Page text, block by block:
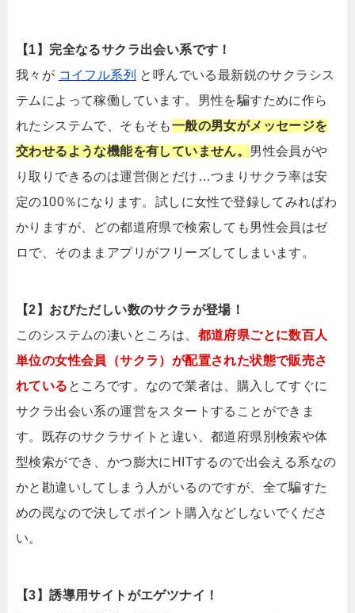
【1】完全なるサクラ出会い系です！
我々が コイフル系列 と呼んでいる最新鋭のサクラシス
テムによって稼働しています。男性を騙すために作ら
れたシステムで、そもそも一般の男女がメッセージを
交わせるような機能を有していません。 男性会員がや
り取りできるのは運営側とだけ…つまりサクラ率は安
定の100％になります。試しに女性で登録してみればわ
かりますが、どの都道府県で検索しても男性会員はゼ
ロで、そのままアプリがフリーズしてしまいます。
【2】おびただしい数のサクラが登場！
このシステムの凄いところは、 都道府県ごとに数百人
単位の女性会員（サクラ）が配置された状態で販売さ
れている ところです。なので業者は、購入してすぐに
サクラ出会い系の運営をスタートすることができま
す。既存のサクラサイトと違い、都道府県別検索や体
型検索ができ、かつ膨大にHITするので出会える系なの
かと勘違いしてしまう人がいるのですが、全て騙すた
めの罠なので決してポイント購入などしないでくださ
い。
【3】誘導用サイトがエゲツナイ！